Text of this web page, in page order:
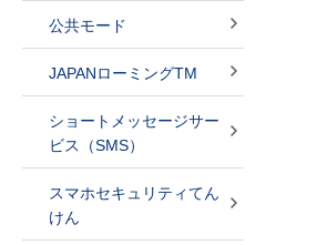
公共モード
JAPANローミングTM
ショートメッセージサー
ビス（SMS）
スマホセキュリティてん
けん